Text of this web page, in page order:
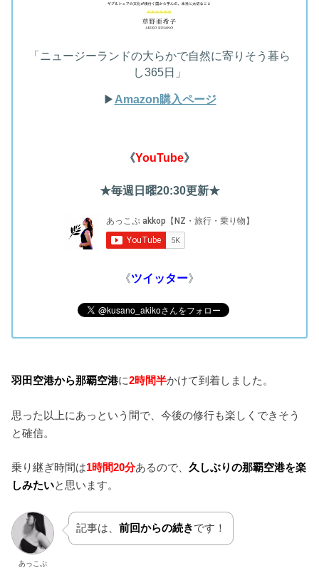
「ニュージーランドの大らかで自然に寄りそう暮ら
し365日」
▶︎Amazon購入ページ
《YouTube》
★毎週日曜20:30更新★
《ツイッター》
羽田空港から那覇空港に2時間半かけて到着しました。
思った以上にあっという間で、今後の修行も楽しくできそう
と確信。
乗り継ぎ時間は1時間20分あるので、久しぶりの那覇空港を楽
しみたいと思います。
あっこぷ
記事は、前回からの続きです！